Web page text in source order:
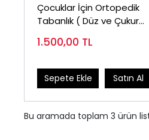
Çocuklar İçin Ortopedik
Tabanlık ( Düz ve Çukur
1.500,00 TL
Sepete Ekle Satın Al
Bu aramada toplam 3 ürün